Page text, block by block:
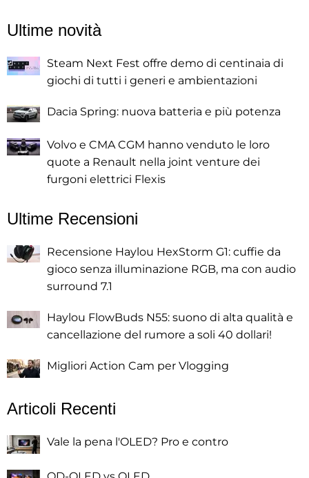
Ultime novità
Steam Next Fest offre demo di centinaia di
giochi di tutti i generi e ambientazioni
Dacia Spring: nuova batteria e più potenza
Volvo e CMA CGM hanno venduto le loro
quote a Renault nella joint venture dei
furgoni elettrici Flexis
Ultime Recensioni
Recensione Haylou HexStorm G1: cuffie da
gioco senza illuminazione RGB, ma con audio
surround 7.1
Haylou FlowBuds N55: suono di alta qualità e
cancellazione del rumore a soli 40 dollari!
Migliori Action Cam per Vlogging
Articoli Recenti
Vale la pena l'OLED? Pro e contro